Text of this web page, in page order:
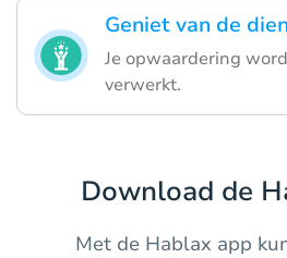
Geniet van de
Je opwaardering
verwerkt.
Download de
Met de Hablax app